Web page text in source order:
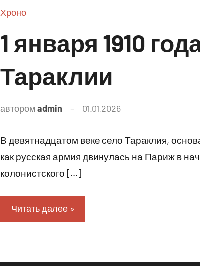
Хроно
1 января 1910
Тараклии
автором admin 01.01.2026
В девятнадцатом веке село Тараклия,
как русская армия двинулась на Париж в
колонистского […]
Читать далее